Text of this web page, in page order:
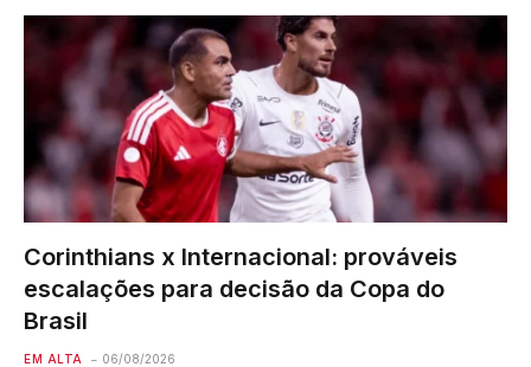
Paulo a partir desta…
Corinthians x Internacional: prováveis
escalações para decisão da Copa do
Brasil
EM ALTA 06/08/2026